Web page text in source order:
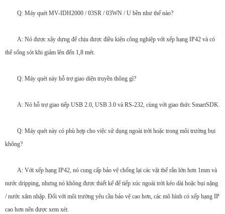
Q: Máy quét MV-IDH2000 / 03SR / 03WN / U bền như thế nào?
A: Nó được xây dựng để chịu được điều kiện công nghiệp với xếp hạng IP42 và có
thể sống sót khi giảm lên đến 1,8 mét.
Q: Máy quét này hỗ trợ giao diện truyền thông gì?
A: Nó hỗ trợ giao tiếp USB 2.0, USB 3.0 và RS-232, cùng với giao thức SmartSDK.
Q: Máy quét này có phù hợp cho việc sử dụng ngoài trời hoặc trong môi trường bụi
không?
A: Với xếp hạng IP42, nó cung cấp bảo vệ chống lại các vật thể rắn lớn hơn 1mm và
nước dripping, nhưng nó không được thiết kế để tiếp xúc ngoài trời kéo dài hoặc bụi nặng
/ nước xâm nhập. Đối với môi trường yêu cầu bảo vệ cao hơn, các mô hình có xếp hạng IP
cao hơn nên được xem xét.